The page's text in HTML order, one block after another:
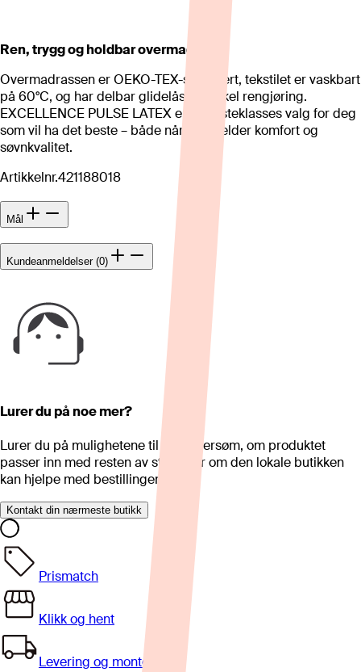
Ren, trygg og holdbar overmadrass
Overmadrassen er OEKO-TEX-sertifisert, tekstilet er vaskbart
på 60°C, og har delbar glidelås for enkel rengjøring.
EXCELLENCE PULSE LATEX er et førsteklasses valg for deg
som vil ha det beste – både når det gjelder komfort og
søvnkvalitet.
Artikkelnr.421188018
Mål
Kundeanmeldelser (0)
Lurer du på noe mer?
Lurer du på mulighetene til skreddersøm, om produktet
passer inn med resten av stua eller om den lokale butikken
kan hjelpe med bestillingen?
Kontakt din nærmeste butikk
Prismatch
Klikk og hent
Levering og montering